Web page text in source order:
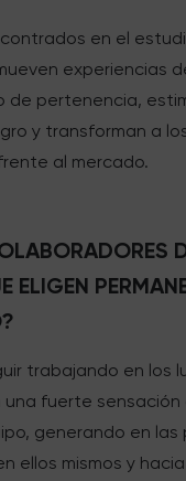
en el
experiencias
de pertenencia,
y transforman a
al mercado.
ELIGEN
trabajando en los
fuerte
generando en
ellos mismos y